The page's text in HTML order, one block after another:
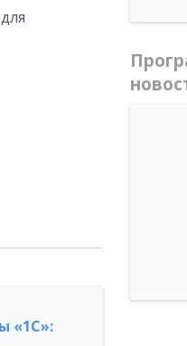
«1С»: